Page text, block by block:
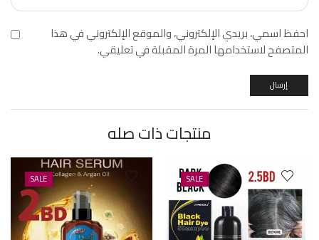
احفظ اسمي، بريدي الإلكتروني، والموقع الإلكتروني في هذا
المتصفح لاستخدامها المرة المقبلة في تعليقي.
منتجات ذات صله
SALE
SALE